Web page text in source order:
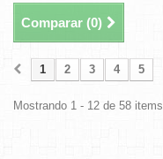
Comparar (0)
1 2 3 4 5
Mostrando 1 - 12 de 58 items